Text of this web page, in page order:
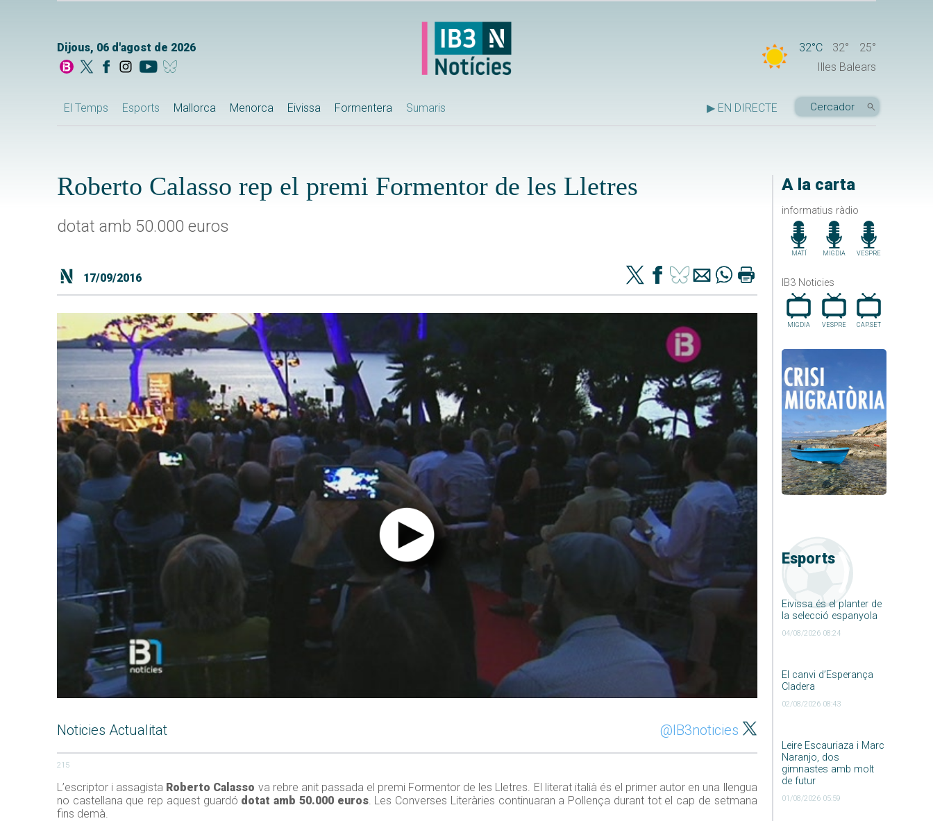
Dijous, 06 d'agost de 2026 32°C 32°
25°
Illes Balears
El Temps Esports Mallorca Menorca Eivissa Formentera Sumaris ▶ EN DIRECTE
A la carta
informatius ràdio
MATÍ MIGDIA VESPRE
IB3 Noticies
MIGDIA VESPRE CAP.SET
Esports
Eivissa és el planter de
la selecció espanyola
04/08/2026 08:24
El canvi d’Esperança
Cladera
02/08/2026 08:43
Leire Escauriaza i Marc
Naranjo, dos
gimnastes amb molt
de futur
01/08/2026 05:59
Roberto Calasso rep el premi Formentor de les Lletres
dotat amb 50.000 euros
17/09/2016
Noticies Actualitat @IB3noticies
215
L’escriptor i assagista Roberto Calasso va rebre anit passada el premi Formentor de les Lletres. El literat italià és el primer autor en una llengua
no castellana que rep aquest guardó dotat amb 50.000 euros. Les Converses Literàries continuaran a Pollença durant tot el cap de setmana
fins demà.